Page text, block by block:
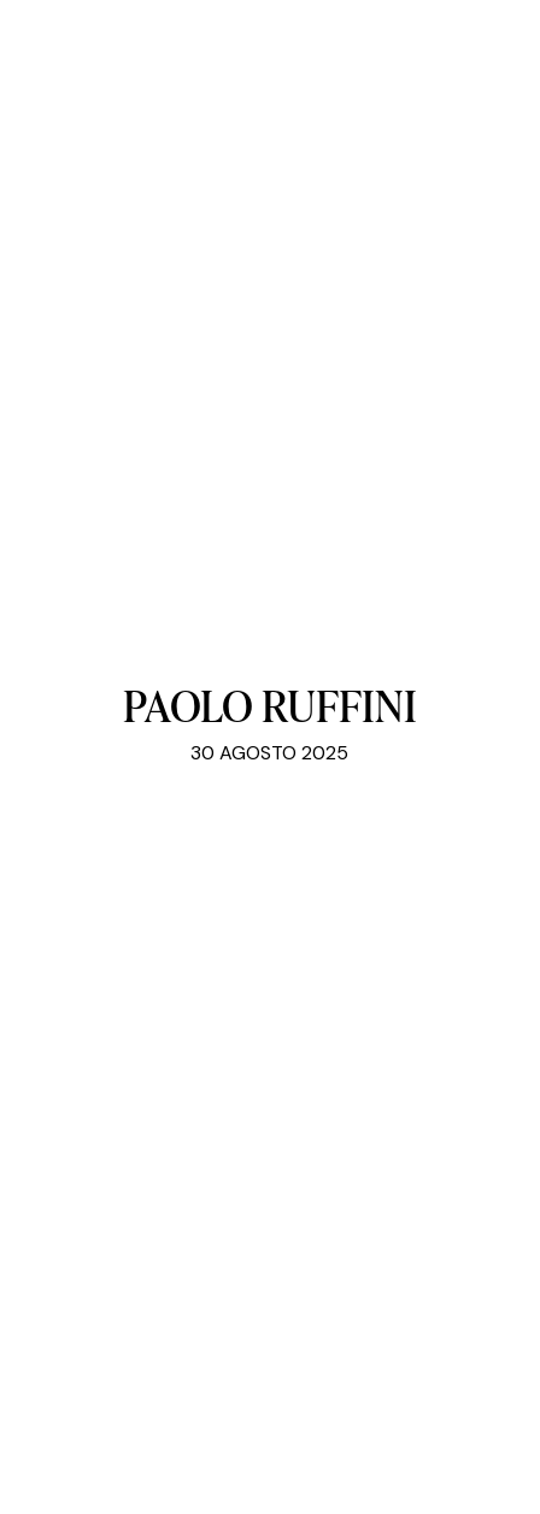
PAOLO RUFFINI
30 AGOSTO 2025